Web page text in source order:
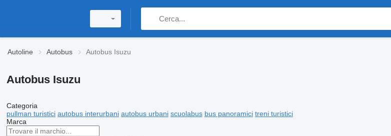
Autoline Autobus Autobus Isuzu
Autobus Isuzu
Categoria
pullman turistici autobus interurbani autobus urbani scuolabus bus panoramici treni turistici
Marca